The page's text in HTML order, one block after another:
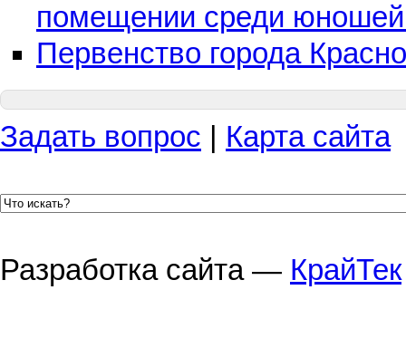
помещении среди
Первенство города
Задать вопрос Карта сайта
Разработка сайта — КрайТек